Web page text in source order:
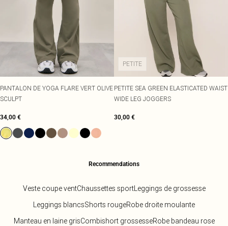
PANTALON DE YOGA FLARE VERT OLIVE
SCULPT
34,00 €
PETITE
PETITE SEA GREEN ELASTICATED WAIST
WIDE LEG JOGGERS
30,00 €
Recommendations
Veste coupe ventChaussettes sportLeggings de grossesse
Leggings blancsShorts rougeRobe droite moulante
Manteau en laine grisCombishort grossesseRobe bandeau rose